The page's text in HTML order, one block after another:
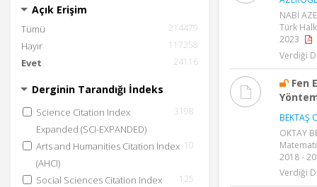
İKLİM EYLEMİ
AMAÇLAR İÇİN ORTAKLIKLAR 105
TEMİZ SU VE SIHHİ KOŞULLAR 82
EŞİTSİZLİKLERİN AZALTILMASI 60
CİNSİYET EŞİTLİĞİ
SUDAKİ YAŞAM
27
daha fazla
Açık Erişim
Tümü 214479
Hayır 117258
Evet 24116
Derginin Tarandığı İndeks
Science Citation Index
Expanded (SCI-EXPANDED)
3198
Arts and Humanities Citation Index
(AHCI)
10
Social Sciences Citation Index
125
NABİ
Türk
2023
Verdiği
Fen
BEKTAŞ
OKTAY
2018 -
Verdiği